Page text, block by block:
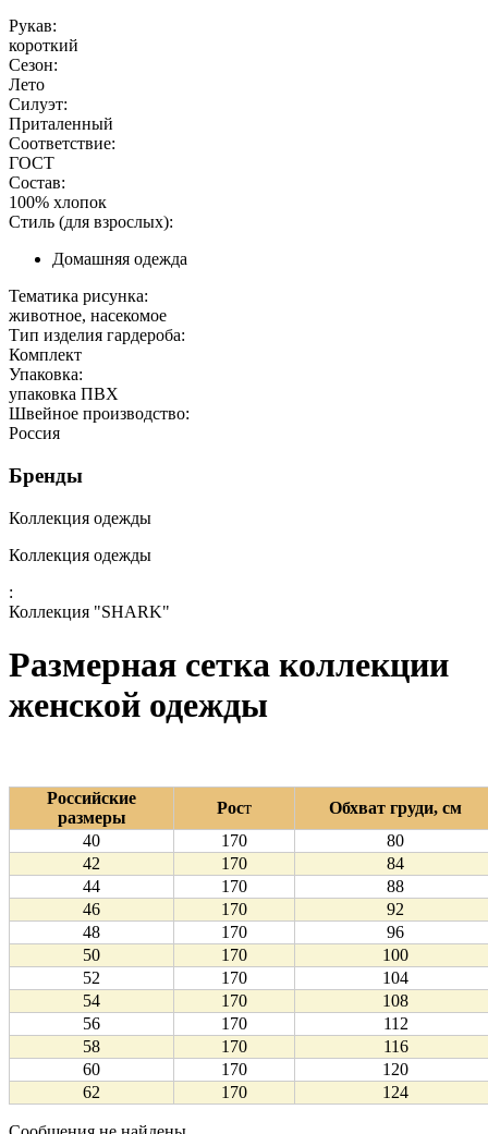
Рукав:
короткий
Сезон:
Лето
Силуэт:
Приталенный
Соответствие:
ГОСТ
Состав:
100% хлопок
Стиль (для взрослых):
Домашняя одежда
Тематика рисунка:
животное, насекомое
Тип изделия гардероба:
Комплект
Упаковка:
упаковка ПВХ
Швейное производство:
Россия
Бренды
Коллекция одежды
Коллекция одежды
:
Коллекция "SHARK"
Размерная сетка коллекции
женской одежды
Российские
размеры
Рост
Обхват груди, см
40
170
80
42
170
84
44
170
88
46
170
92
48
170
96
50
170
100
52
170
104
54
170
108
56
170
112
58
170
116
60
170
120
62
170 124